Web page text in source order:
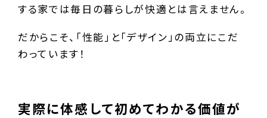
する家では毎日の暮らしが快適とは言えません。
だからこそ、「性能」と「デザイン」の両立にこだ
わっています！
実際に体感して初めてわかる価値が